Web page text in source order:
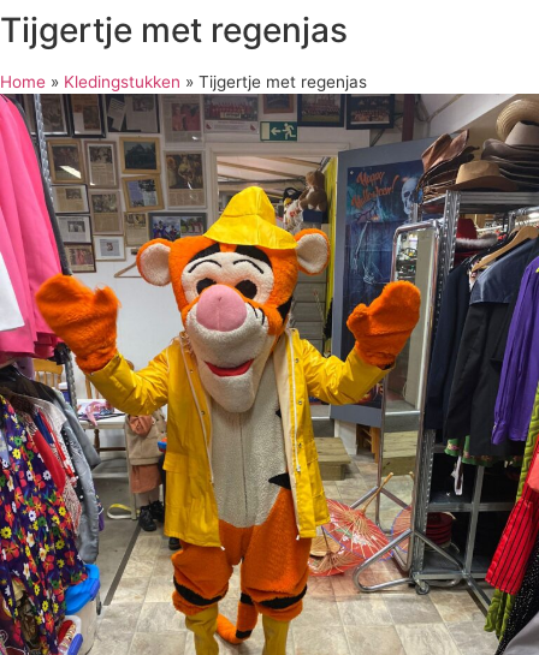
Tijgertje met regenjas
Home » Kledingstukken » Tijgertje met regenjas